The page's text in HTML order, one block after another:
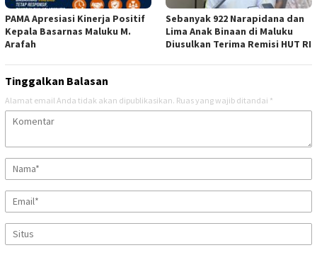
PAMA Apresiasi Kinerja Positif
Kepala Basarnas Maluku M.
Arafah
Sebanyak 922 Narapidana dan
Lima Anak Binaan di Maluku
Diusulkan Terima Remisi HUT RI
Tinggalkan Balasan
Alamat email Anda tidak akan dipublikasikan. Ruas yang wajib ditandai *